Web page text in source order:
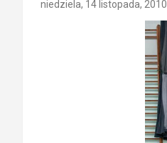
niedziela, 14 listopada, 2010